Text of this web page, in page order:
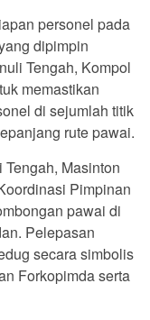
personel pada
dipimpin
Tengah, Kompol
memastikan
di sejumlah titik
rute pawai.
Masinton
Pimpinan
pawai di
Pelepasan
secara simbolis
Forkopimda serta